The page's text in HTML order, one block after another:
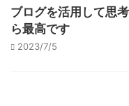
ブログを活用して思
ら最高です
2023/7/5